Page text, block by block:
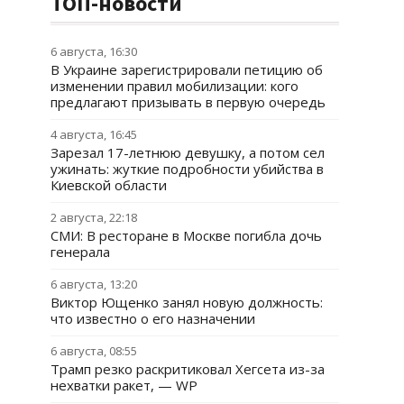
6 августа, 16:30
В Украине зарегистрировали петицию об
изменении правил мобилизации: кого
предлагают призывать в первую очередь
4 августа, 16:45
Зарезал 17-летнюю девушку, а потом сел
ужинать: жуткие подробности убийства в
Киевской области
2 августа, 22:18
СМИ: В ресторане в Москве погибла дочь
генерала
6 августа, 13:20
Виктор Ющенко занял новую должность:
что известно о его назначении
6 августа, 08:55
Трамп резко раскритиковал Хегсета из-за
нехватки ракет, — WP